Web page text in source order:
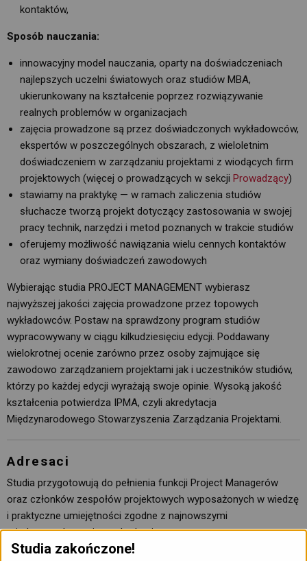
kontaktów,
Sposób nauczania:
innowacyjny model nauczania, oparty na doświadczeniach
najlepszych uczelni światowych oraz studiów MBA,
ukierunkowany na kształcenie poprzez rozwiązywanie
realnych problemów w organizacjach
zajęcia prowadzone są przez doświadczonych wykładowców,
ekspertów w poszczególnych obszarach, z wieloletnim
doświadczeniem w zarządzaniu projektami z wiodących firm
projektowych (więcej o prowadzących w sekcji Prowadzący)
stawiamy na praktykę — w ramach zaliczenia studiów
słuchacze tworzą projekt dotyczący zastosowania w swojej
pracy technik, narzędzi i metod poznanych w trakcie studiów
oferujemy możliwość nawiązania wielu cennych kontaktów
oraz wymiany doświadczeń zawodowych
Wybierając studia PROJECT MANAGEMENT wybierasz
najwyższej jakości zajęcia prowadzone przez topowych
wykładowców. Postaw na sprawdzony program studiów
wypracowywany w ciągu kilkudziesięciu edycji. Poddawany
wielokrotnej ocenie zarówno przez osoby zajmujące się
zawodowo zarządzaniem projektami jak i uczestników studiów,
którzy po każdej edycji wyrażają swoje opinie. Wysoką jakość
kształcenia potwierdza IPMA, czyli akredytacja
Międzynarodowego Stowarzyszenia Zarządzania Projektami.
Adresaci
Studia przygotowują do pełnienia funkcji Project Managerów
oraz członków zespołów projektowych wyposażonych w wiedzę
i praktyczne umiejętności zgodne z najnowszymi
międzynarodowymi standardami.
Studia zakończone!